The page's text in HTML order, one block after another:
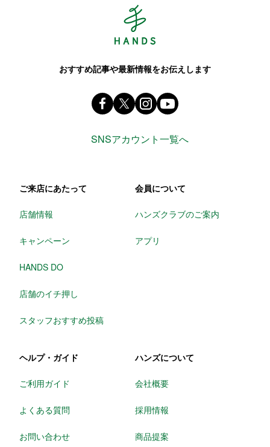
おすすめ記事や最新情報をお伝えします
Facebook ハンズ公式ファンページ
X(旧 twitter) @Hands_official_
instagram
SNSアカウント一覧へ
ご来店にあたって
店舗情報
キャンペーン
HANDS DO
店舗のイチ押し
スタッフおすすめ投稿
会員について
ハンズクラブのご案内
アプリ
ヘルプ・ガイド
ご利用ガイド
よくある質問
お問い合わせ
ハンズについて
会社概要
採用情報
商品提案